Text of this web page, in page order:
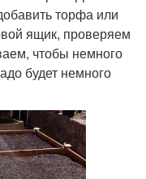
торфа или
ящик, проверяем
чтобы немного
будет немного